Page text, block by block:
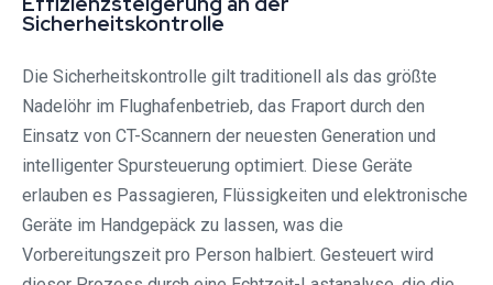
Sicherheitskontrolle
Die Sicherheitskontrolle gilt traditionell als das größte
Nadelöhr im Flughafenbetrieb, das Fraport durch den
Einsatz von CT-Scannern der neuesten Generation und
intelligenter Spursteuerung optimiert. Diese Geräte
erlauben es Passagieren, Flüssigkeiten und elektronische
Geräte im Handgepäck zu lassen, was die
Vorbereitungszeit pro Person halbiert. Gesteuert wird